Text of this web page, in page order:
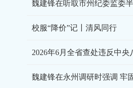
校服“降价”记丨清风同行
2026年6月全省查处违反中